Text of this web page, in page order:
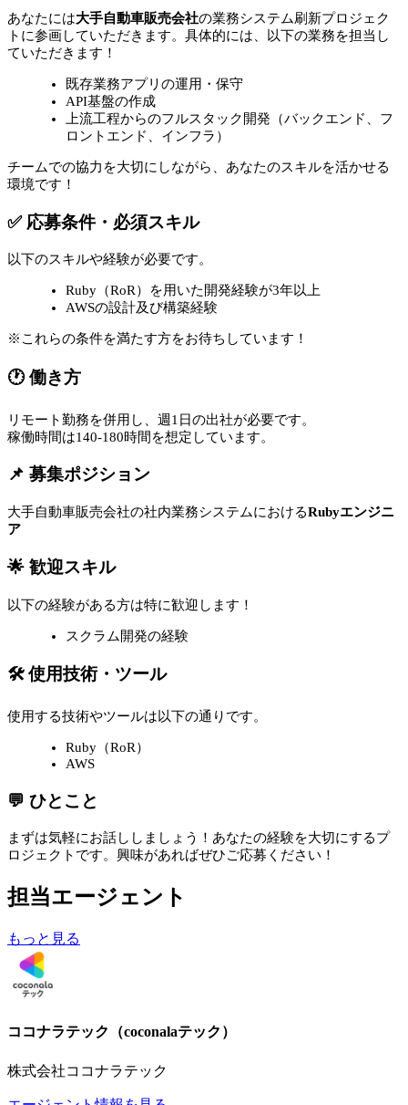
あなたには大手自動車販売会社の業務システム刷新プロジェク
トに参画していただきます。具体的には、以下の業務を担当し
ていただきます！
既存業務アプリの運用・保守
API基盤の作成
上流工程からのフルスタック開発（バックエンド、フ
ロントエンド、インフラ）
チームでの協力を大切にしながら、あなたのスキルを活かせる
環境です！
✅ 応募条件・必須スキル
以下のスキルや経験が必要です。
Ruby（RoR）を用いた開発経験が3年以上
AWSの設計及び構築経験
※これらの条件を満たす方をお待ちしています！
🕐 働き方
リモート勤務を併用し、週1日の出社が必要です。
稼働時間は140-180時間を想定しています。
📌 募集ポジション
大手自動車販売会社の社内業務システムにおけるRubyエンジニ
ア
🌟 歓迎スキル
以下の経験がある方は特に歓迎します！
スクラム開発の経験
🛠 使用技術・ツール
使用する技術やツールは以下の通りです。
Ruby（RoR）
AWS
💬 ひとこと
まずは気軽にお話ししましょう！あなたの経験を大切にするプ
ロジェクトです。興味があればぜひご応募ください！
担当エージェント
もっと見る
ココナラテック（coconalaテック）
株式会社ココナラテック